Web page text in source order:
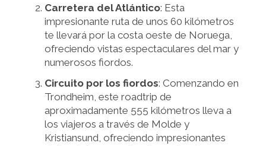
Carretera del Atlántico: Esta
impresionante ruta de unos 60 kilómetros
te llevará por la costa oeste de Noruega,
ofreciendo vistas espectaculares del mar y
numerosos fiordos.
Circuito por los fiordos: Comenzando en
Trondheim, este roadtrip de
aproximadamente 555 kilómetros lleva a
los viajeros a través de Molde y
Kristiansund, ofreciendo impresionantes